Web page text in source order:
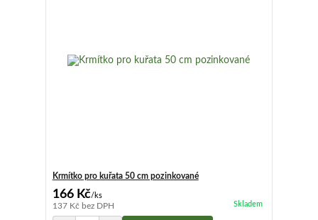
Krmítko pro kuřata 50 cm pozinkované
166 Kč/ks
137 Kč bez DPH Skladem